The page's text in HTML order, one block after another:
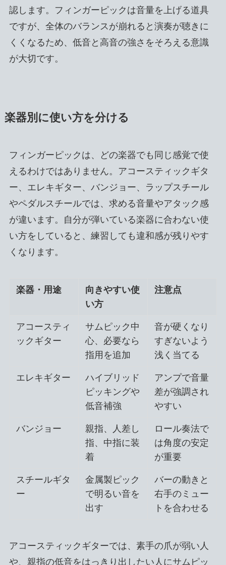
認します。フィンガーピックは音量を上げる道具
ですが、全体のバランスが崩れると演奏が聴きに
くくなるため、低音と高音の強さをそろえる意識
が大切です。
楽器別に使い方を分ける
フィンガーピックは、どの楽器でも同じ感覚で使
えるわけではありません。アコースティックギタ
ー、エレキギター、バンジョー、ラップスチール
やペダルスチールでは、求める音量やアタック感
が違います。自分が弾いている楽器に合わない使
い方をしていると、練習しても違和感が残りやす
くなります。
楽器・用途
向きやすい使
い方
注意点
アコースティ
ックギター
サムピック中
心、必要なら
指用を追加
音が硬くなり
すぎないよう
浅く当てる
エレキギター
ハイブリッド
ピッキングや
低音補強
アンプで音量
差が強調され
やすい
バンジョー
親指、人差し
指、中指に装
着
ロール奏法で
は角度の安定
が重要
スチールギタ
ー
金属製ピック
で明るい音を
出す
バーの動きと
右手のミュー
トを合わせる
アコースティックギターでは、素手の爪が弱い人
や、親指の低音をはっきり出したい人にサムピッ